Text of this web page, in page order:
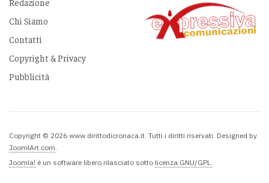
Chi Siamo
Contatti
Copyright & Privacy
Pubblicità
Copyright © 2026 www.dirittodicronaca.it. Tutti i diritti riservati. Designed by
JoomlArt.com.
Joomla! è un software libero rilasciato sotto licenza GNU/GPL.